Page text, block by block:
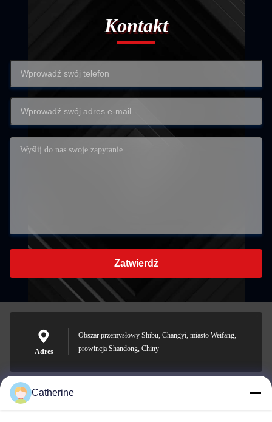
Kontakt
Zatwierdź
Adres
Obszar przemysłowy Shibu, Changyi, miasto Weifang,
prowincja Shandong, Chiny
padraic@huayumachine.cn
Catherine